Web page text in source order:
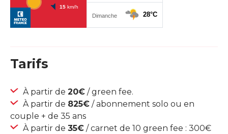
Tarifs
À partir de 20€ / green fee.
À partir de 825€ / abonnement solo ou en
couple + de 35 ans
À partir de 35€ / carnet de 10 green fee : 300€